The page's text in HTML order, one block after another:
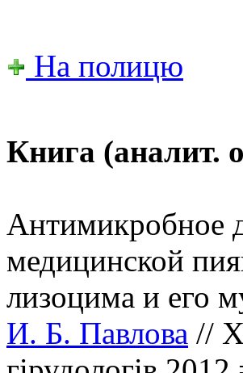
На полицю
Книга (аналит.
Антимикробное
медицинской
лизоцима и его
И. Б. Павлова //